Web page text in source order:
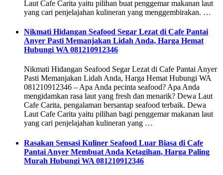
Laut Cafe Carita yaitu pilihan buat penggemar makanan laut
yang cari penjelajahan kulineran yang menggembirakan. …
Nikmati Hidangan Seafood Segar Lezat di Cafe Pantai
Anyer Pasti Memanjakan Lidah Anda, Harga Hemat
Hubungi WA 081210912346
Nikmati Hidangan Seafood Segar Lezat di Cafe Pantai Anyer
Pasti Memanjakan Lidah Anda, Harga Hemat Hubungi WA
081210912346 – Apa Anda pecinta seafood? Apa Anda
mengidamkan rasa laut yang fresh dan menarik? Dewa Laut
Cafe Carita, pengalaman bersantap seafood terbaik. Dewa
Laut Cafe Carita yaitu pilihan bagi penggemar makanan laut
yang cari penjelajahan kulineran yang …
Rasakan Sensasi Kuliner Seafood Luar Biasa di Cafe
Pantai Anyer Membuat Anda Ketagihan, Harga Paling
Murah Hubungi WA 081210912346